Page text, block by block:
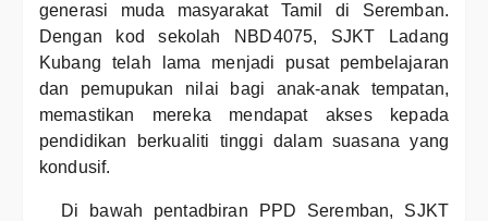
generasi muda masyarakat Tamil di Seremban.
Dengan kod sekolah NBD4075, SJKT Ladang
Kubang telah lama menjadi pusat pembelajaran
dan pemupukan nilai bagi anak-anak tempatan,
memastikan mereka mendapat akses kepada
pendidikan berkualiti tinggi dalam suasana yang
kondusif.
Di bawah pentadbiran PPD Seremban, SJKT